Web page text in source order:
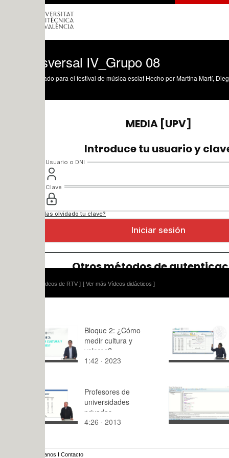
IV_Grupo 08
para el festival de música esclat Hecho por Martina Martí, Diego Pumar, Noa
[ Ver más Vídeos didácticos ]
Bloque 2: ¿Cómo
medir cultura y
valores?
1:42 · 2023
Axes
6:30 · 2024
Profesores de
universidades
privadas
4:26 · 2013
PL11 ADC
2020 [UPV]
6:24 · 2021